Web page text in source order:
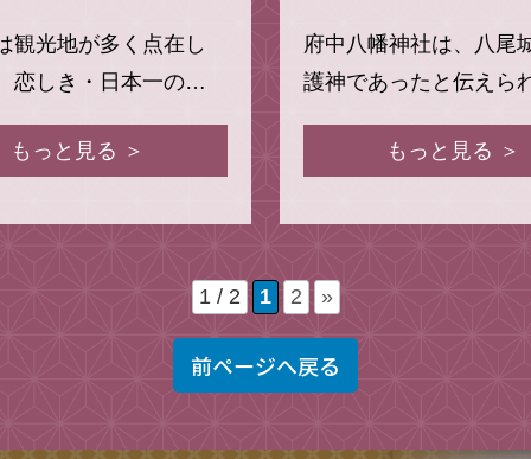
観光地が多く点在し
恋しき・日本一の…
もっと見る ＞
府中八幡神社は、八尾
護神であったと伝えら
もっと見る ＞
1 / 2 1 2 »
前ページへ戻る